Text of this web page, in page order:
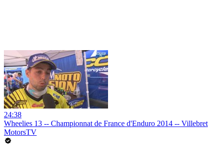
24:38
Wheelies 13 -- Championnat de France d'Enduro 2014 -- Villebret
MotorsTV